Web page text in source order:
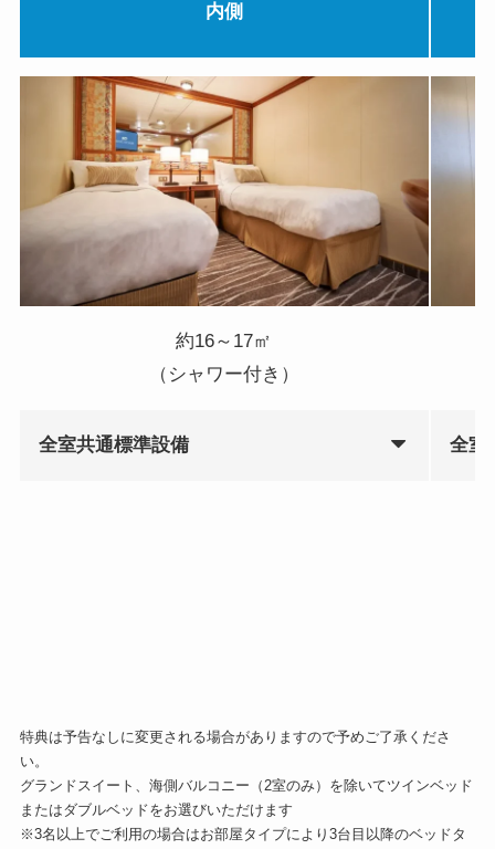
内側
約16～17㎡
（シャワー付き）
全室共通標準設備 全室
特典は予告なしに変更される場合がありますので予めご了承くださ
い。
グランドスイート、海側バルコニー（2室のみ）を除いてツインベッド
またはダブルベッドをお選びいただけます
※3名以上でご利用の場合はお部屋タイプにより3台目以降のベッドタ